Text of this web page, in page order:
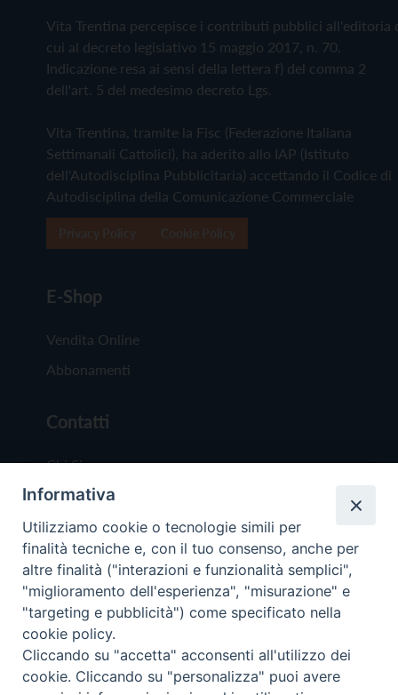
Vita Trentina percepisce i contributi pubblici all'editoria
cui al decreto legislativo 15 maggio 2017, n. 70.
Indicazione resa ai sensi della lettera f) del comma 2
dell'art. 5 del medesimo decreto Lgs.
Vita Trentina, tramite la Fisc (Federazione Italiana
Settimanali Cattolici), ha aderito allo IAP (Istituto
dell'Autodisciplina Pubblicitaria) accettando il Codice di
Autodisciplina della Comunicazione Commerciale
E-Shop
Vendita Online
Abbonamenti
Contatti
Chi Siamo
Redazione
Scrivici
Copyright © 2019 - Tutti i diritti riservati - Vita
Trentina Editrice
Informativa
Utilizziamo cookie o tecnologie simili per
finalità tecniche e, con il tuo consenso, anche per
altre finalità ("interazioni e funzionalità semplici",
"miglioramento dell'esperienza", "misurazione" e
"targeting e pubblicità") come specificato nella
cookie policy.
Cliccando su "accetta" acconsenti all'utilizzo dei
cookie. Cliccando su "personalizza" puoi avere